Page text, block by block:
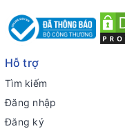
Hỗ trợ
Tìm kiếm
Đăng nhập
Đăng ký